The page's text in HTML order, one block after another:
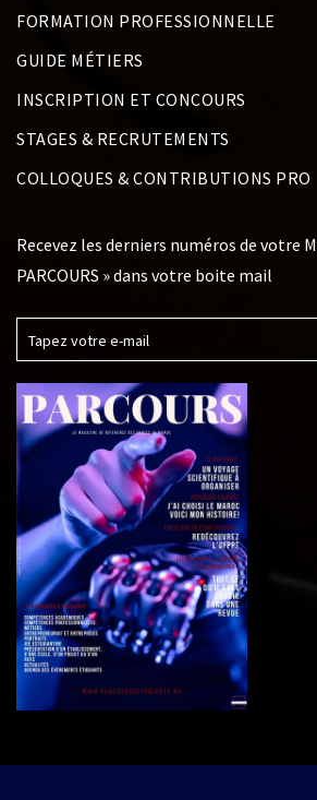
FORMATION PROFESSIONNELLE
GUIDE MÉTIERS
INSCRIPTION ET CONCOURS
STAGES & RECRUTEMENTS
COLLOQUES & CONTRIBUTIONS PRO
Recevez les derniers numéros de votre
PARCOURS » dans votre boite mail